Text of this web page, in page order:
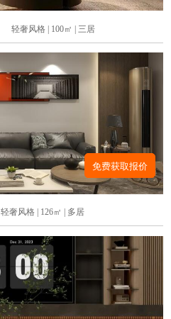
轻奢风格 | 100㎡ | 三居
免费获取报价
轻奢风格 | 126㎡ | 多居